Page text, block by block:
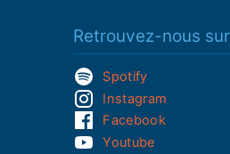
Retrouvez-nous sur
Spotify
Instagram
Facebook
Youtube